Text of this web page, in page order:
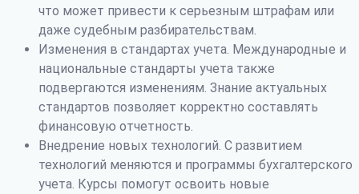
что может привести к серьезным штрафам или
даже судебным разбирательствам.
Изменения в стандартах учета. Международные и
национальные стандарты учета также
подвергаются изменениям. Знание актуальных
стандартов позволяет корректно составлять
финансовую отчетность.
Внедрение новых технологий. С развитием
технологий меняются и программы бухгалтерского
учета. Курсы помогут освоить новые